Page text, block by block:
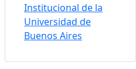
Institucional de la
Universidad de
Buenos Aires